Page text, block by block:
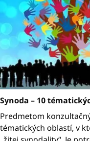
Synoda – 10
Predmetom
tématických oblastí, v